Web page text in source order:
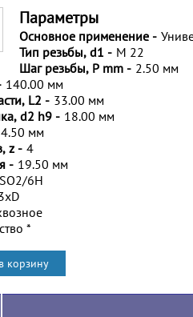
Параметры
Основное применение -
Тип резьбы, d1 - M 22
Шаг резьбы, P mm - 2.50 мм
140.00 мм
L2 - 33.00 мм
d2 h9 - 18.00 мм
мм
z - 4
- 19.50 мм
6H
*